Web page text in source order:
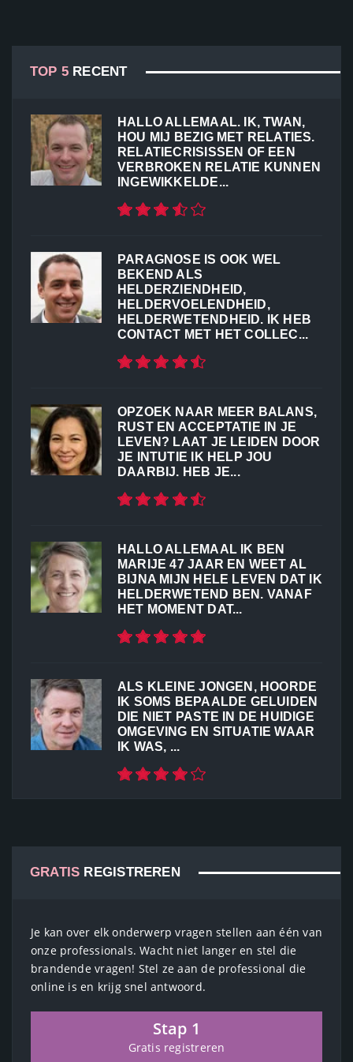
TOP 5 RECENT
HALLO ALLEMAAL. IK, TWAN,
HOU MIJ BEZIG MET RELATIES.
RELATIECRISISSEN OF EEN
VERBROKEN RELATIE KUNNEN
INGEWIKKELDE...
PARAGNOSE IS OOK WEL
BEKEND ALS
HELDERZIENDHEID,
HELDERVOELENDHEID,
HELDERWETENDHEID. IK HEB
CONTACT MET HET COLLEC...
OPZOEK NAAR MEER BALANS,
RUST EN ACCEPTATIE IN JE
LEVEN? LAAT JE LEIDEN DOOR
JE INTUTIE IK HELP JOU
DAARBIJ. HEB JE...
HALLO ALLEMAAL IK BEN
MARIJE 47 JAAR EN WEET AL
BIJNA MIJN HELE LEVEN DAT IK
HELDERWETEND BEN. VANAF
HET MOMENT DAT...
ALS KLEINE JONGEN, HOORDE
IK SOMS BEPAALDE GELUIDEN
DIE NIET PASTE IN DE HUIDIGE
OMGEVING EN SITUATIE WAAR
IK WAS, ...
GRATIS REGISTREREN
Je kan over elk onderwerp vragen stellen aan één van
onze professionals. Wacht niet langer en stel die
brandende vragen! Stel ze aan de professional die
online is en krijg snel antwoord.
Stap 1
Gratis registreren